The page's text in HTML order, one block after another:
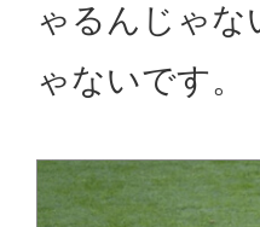
ゃるんじゃ
ゃないです。